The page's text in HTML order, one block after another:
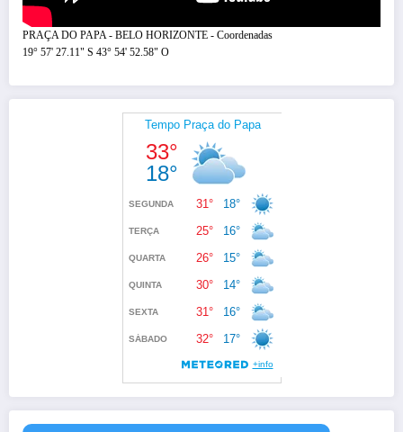
PRAÇA DO PAPA - BELO HORIZONTE - Coordenadas
19° 57' 27.11" S 43° 54' 52.58" O